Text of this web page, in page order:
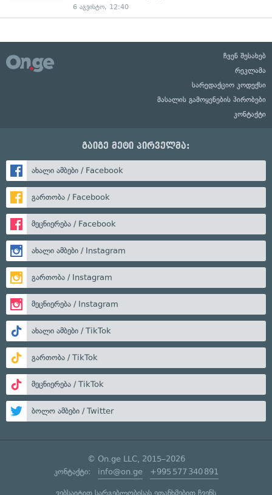
6 აგვისტო, 12:40
ჩვენ შესახებ
რეკლამა
სარედაქციო კოდექსი
მასალის გამოყენების პირობები
კონტაქტი
გაიგე მეტი პირველმა:
ახალი ამბები / Facebook
გართობა / Facebook
მეცნიერება / Facebook
ახალი ამბები / Instagram
გართობა / Instagram
მეცნიერება / Instagram
ახალი ამბები / TikTok
გართობა / TikTok
მეცნიერება / TikTok
ბოლო ამბები / Twitter
© On.ge LLC, 2015–2026
კონტაქტი: info@on.ge +995 577 340 891
ვებსაიტით სარგებლობისას ეთანხმებით ჩვენს